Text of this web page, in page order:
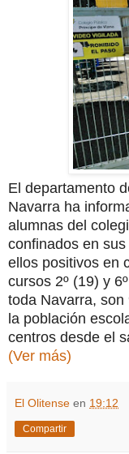
El departamento
Navarra ha
alumnas del
confinados en
ellos positivos en
cursos 2º (19) y
toda Navarra,
la población
centros desde el
(Ver más)
El Olitense en 19:12
Compartir